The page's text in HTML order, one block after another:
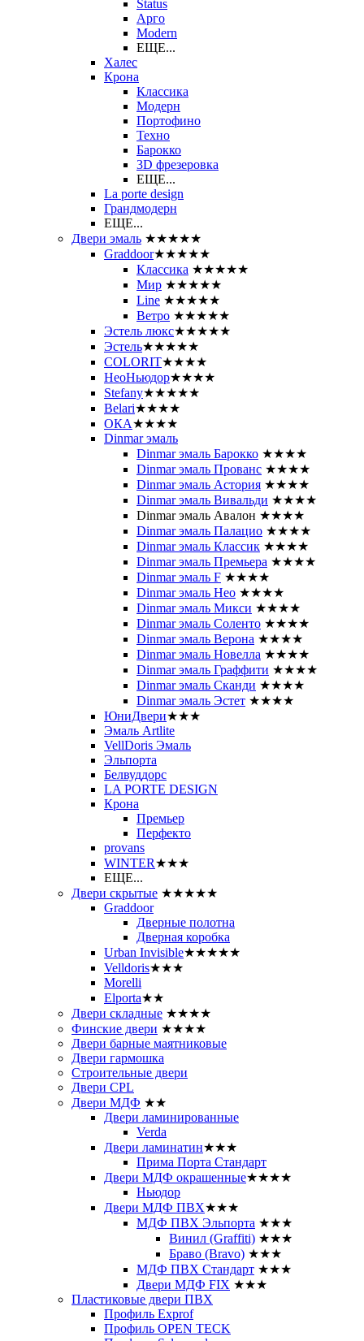
Status
Арго
Modern
ЕЩЕ...
Халес
Крона
Классика
Модерн
Портофино
Техно
Барокко
3D фрезеровка
ЕЩЕ...
La porte design
Грандмодерн
ЕЩЕ...
Двери эмаль ★★★★★
Graddoor★★★★★
Классика ★★★★★
Мир ★★★★★
Line ★★★★★
Ветро ★★★★★
Эстель люкс★★★★★
Эстель★★★★★
COLORIT★★★★
НеоНьюдор★★★★
Stefany★★★★★
Belari★★★★
ОКА★★★★
Dinmar эмаль
Dinmar эмаль Барокко ★★★★
Dinmar эмаль Прованс ★★★★
Dinmar эмаль Астория ★★★★
Dinmar эмаль Вивальди ★★★★
Dinmar эмаль Авалон ★★★★
Dinmar эмаль Палацио ★★★★
Dinmar эмаль Классик ★★★★
Dinmar эмаль Премьера ★★★★
Dinmar эмаль F ★★★★
Dinmar эмаль Нео ★★★★
Dinmar эмаль Микси ★★★★
Dinmar эмаль Соленто ★★★★
Dinmar эмаль Верона ★★★★
Dinmar эмаль Новелла ★★★★
Dinmar эмаль Граффити ★★★★
Dinmar эмаль Сканди ★★★★
Dinmar эмаль Эстет ★★★★
ЮниДвери★★★
Эмаль Artlite
VellDoris Эмаль
Эльпорта
Белвуддорс
LA PORTE DESIGN
Крона
Премьер
Перфекто
provans
WINTER★★★
ЕЩЕ...
Двери скрытые ★★★★★
Graddoor
Дверные полотна
Дверная коробка
Urban Invisible★★★★★
Velldoris★★★
Morelli
Elporta★★
Двери складные ★★★★
Финские двери ★★★★
Двери барные маятниковые
Двери гармошка
Строительные двери
Двери CРL
Двери МДФ ★★
Двери ламинированные
Verda
Двери ламинатин★★★
Прима Порта Стандарт
Двери МДФ окрашенные★★★★
Ньюдор
Двери МДФ ПВХ★★★
МДФ ПВХ Эльпорта ★★★
Винил (Graffiti) ★★★
Браво (Bravo) ★★★
МДФ ПВХ Стандарт ★★★
Двери МДФ FIX ★★★
Пластиковые двери ПВХ
Профиль Exprof
Профиль OPEN TECK